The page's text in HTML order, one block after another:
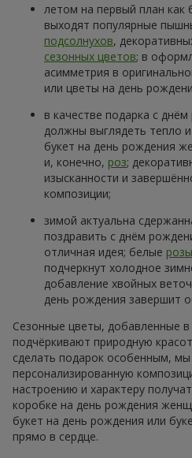
летом на первый план как
выходят популярные
подсолнухов,
сезонных цветов; в
асимметрия в
или цветы на день
в качестве подарка с
должны выглядеть тепло
букет на день рождения
и, конечно, роз;
изысканности и
композиции;
зимой актуальна
поздравить с днём
отличная идея; белые розы
подчеркнут холодное
добавление хвойных
день рождения завершит
Сезонные цветы, добавленные
подчёркивают природную
сделать подарок особенным, мы
персонализированную
настроению и характеру
коробке на день рождения
букет на день рождения или
прямо в сердце.